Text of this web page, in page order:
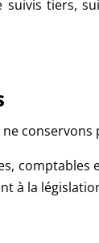
tiers,
comptables
à la